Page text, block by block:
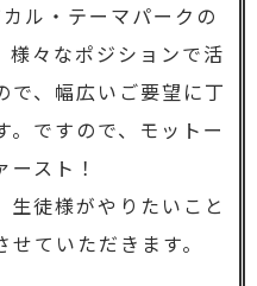
ル・テーマパークの
様々なポジションで活
で、幅広いご要望に丁
ですので、モットー
スト！
徒様がやりたいこと
ていただきます。